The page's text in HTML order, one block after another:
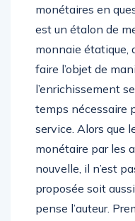
monétaires en
est un étalon de
monnaie étatique,
faire l’objet de
l’enrichissement
temps nécessaire
service. Alors que
monétaire par les
nouvelle, il n’est
proposée soit
pense l’auteur.